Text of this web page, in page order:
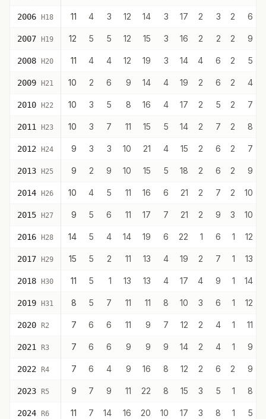
2006 H18 11 4 3 12 14 3 17 2 3 2 6
2007 H19 12 5 5 12 15 3 16 2 2 2 9
2008 H20 11 4 4 12 19 3 14 4 6 2 5
2009 H21 10 2 6 9 14 4 19 2 6 2 4
2010 H22 10 3 5 8 16 4 17 2 5 2 7
2011 H23 10 3 7 11 15 5 14 2 7 2 8
2012 H24 9 3 3 10 21 4 15 2 6 2 7
2013 H25 9 2 9 10 15 5 18 2 6 2 9
2014 H26 10 4 5 11 16 6 21 2 7 2 10
2015 H27 9 5 6 11 17 7 21 2 9 3 10
2016 H28 14 5 4 14 19 6 22 1 6 1 12
2017 H29 15 5 2 11 13 4 19 2 7 1 13
2018 H30 11 5 1 13 13 4 17 4 9 1 14
2019 H31 8 5 7 11 11 8 10 3 6 1 12
2020 R2 7 6 6 11 9 7 12 2 4 1 11
2021 R3 7 6 6 9 9 9 14 2 4 1 9
2022 R4 7 6 4 9 16 8 12 2 6 2 9
2023 R5 9 7 9 11 22 8 15 3 5 1 8
2024 R6 11 7 14 16 20 10 17 3 8 1 5